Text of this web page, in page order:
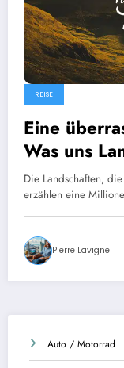
REISE
Eine
Was uns
Planeten
Die Landschaften,
erzählen eine
Pierre Lavigne
Auto / Motorrad